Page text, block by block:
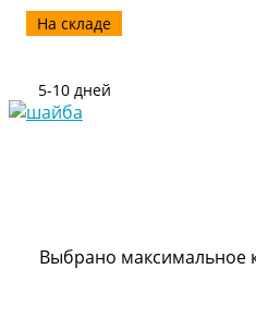
На складе
5-10 дней
Выбрано максимальное